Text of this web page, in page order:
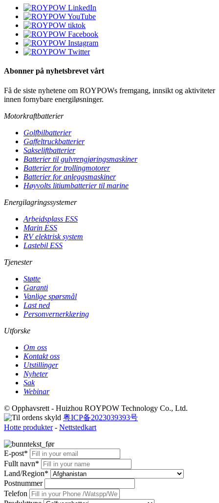
Abonner på nyhetsbrevet vårt
Få de siste nyhetene om ROYPOWs fremgang, innsikt og aktiviteter
innen fornybare energiløsninger.
Motorkraftbatterier
Golfbilbatterier
Gaffeltruckbatterier
Sakseliftbatterier
Batterier til gulvrengjøringsmaskiner
Batterier for trollingmotorer
Batterier for anleggsmaskiner
Høyvolts litiumbatterier til marine
Energilagringssystemer
Arbeidsplass ESS
Marin ESS
RV elektrisk system
Lastebil ESS
Tjenester
Støtte
Garanti
Vanlige spørsmål
Last ned
Personvernerklæring
Utforske
Om oss
Kontakt oss
Utstillinger
Nyheter
Sak
Webinar
© Opphavsrett - Huizhou ROYPOW Technology Co., Ltd.
粤ICP备2023039393号
Hotte produkter- Nettstedkart
E-post*
Fullt navn*
Land/Region*
Postnummer
Telefon